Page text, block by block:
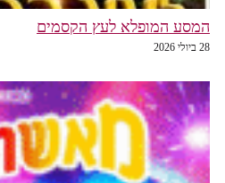
המסע המופלא לעץ הקסמים
28 ביולי 2026